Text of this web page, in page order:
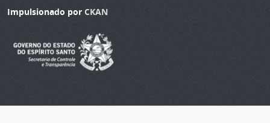
Impulsionado por CKAN